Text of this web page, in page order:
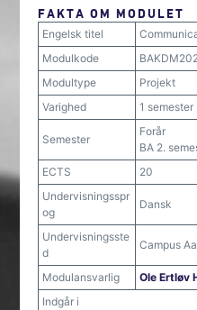
FAKTA OM MODULET
Engelsk titel
Modulkode
Modultype
Projekt
Varighed
1 semester
Semester
Forår
BA 2.
ECTS
20
Undervisningsspr
og
Dansk
Undervisningsste
d
Campus
Modulansvarlig
Ole Ertløv
Indgår i